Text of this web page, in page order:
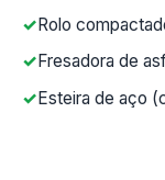
Rolo
Fresadora de
Esteira de aço